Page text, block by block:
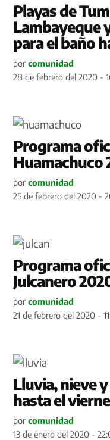
Playas de
Lambayeque
para el baño
por comunidad
28 de febrero del 2020 -
Programa
Huamachuco
por comunidad
25 de febrero del 2020 -
Programa
Julcanero
por comunidad
21 de febrero del 2020 -
Lluvia, nieve
hasta el
por comunidad
13 de enero del 2020 -